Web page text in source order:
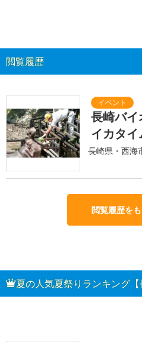
閲覧履歴
長崎バ
イカタイ
長崎県・西海
閲覧履歴を
夏の人気夏祭りランキング【